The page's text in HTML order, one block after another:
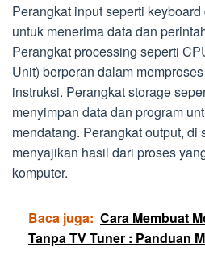
Perangkat input seperti
untuk menerima data dan
Perangkat processing seperti
Unit) berperan dalam
instruksi. Perangkat storage
menyimpan data dan program
mendatang. Perangkat output, di
menyajikan hasil dari proses
komputer.
Baca juga: Cara Membuat
Tanpa TV Tuner : Panduan